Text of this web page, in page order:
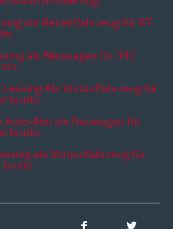
als Bestellfahrzeug für 87
als Neuwagen für 342
Leasing Als Vorlauffahrzeug für
brutto
Auto-Abo als Neuwagen für
brutto
als Vorlauffahrzeug für
brutto